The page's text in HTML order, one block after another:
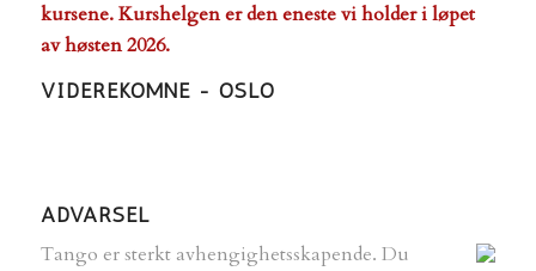
kursene. Kurshelgen er den eneste vi holder i løpet
av høsten 2026.
VIDEREKOMNE - OSLO
ADVARSEL
Tango er sterkt avhengighetsskapende. Du